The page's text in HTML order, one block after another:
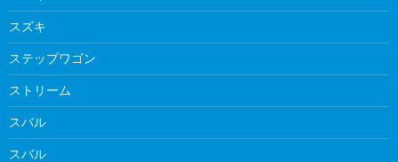
スズキ
ステップワゴン
ストリーム
スバル
スバル